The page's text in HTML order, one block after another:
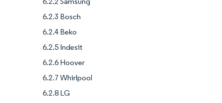
6.2.3 Bosch
6.2.4 Beko
6.2.5 Indesit
6.2.6 Hoover
6.2.7 Whirlpool
6.2.8 LG